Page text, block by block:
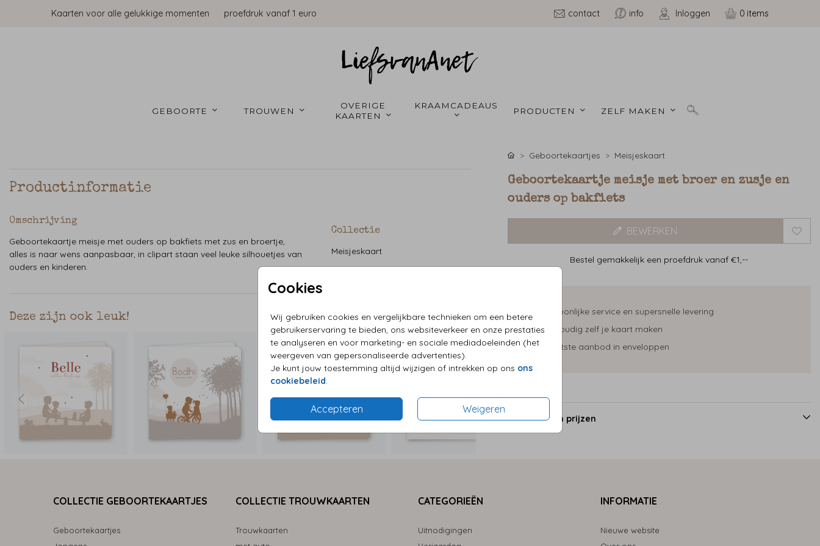
Kaarten voor alle gelukkige momenten proefdruk vanaf 1 euro contact info Inloggen 0
GEBOORTE TROUWEN
OVERIGE
KAARTEN
PRODUCTEN ZELF MAKEN
Cookies
Wij gebruiken cookies en vergelijkbare technieken om een betere
gebruikerservaring te bieden, ons websiteverkeer en onze prestaties
te analyseren en voor marketing- en sociale mediadoeleinden (het
weergeven van gepersonaliseerde advertenties).
Je kunt jouw toestemming altijd wijzigen of intrekken op ons ons
cookiebeleid.
Accepteren Weigeren
Productinformatie
Omschrijving
Geboortekaartje meisje met ouders op bakfiets met zus en broertje,
alles is naar wens aanpasbaar, in clipart staan veel leuke silhouetjes van
ouders en kinderen.
Collectie
Meisjeskaart
Deze zijn ook leuk!
Geboortekaartjes Meisjeskaart
Geboortekaartje meisje met broer en zusje en
ouders op bakfiets
BEWERKEN
Bestel gemakkelijk een proefdruk vanaf €1,--
Persoonlijke service en supersnelle levering
Eenvoudig zelf je kaart maken
Grootste aanbod in enveloppen
Formaten en prijzen
COLLECTIE GEBOORTEKAARTJES
Geboortekaartjes
COLLECTIE TROUWKAARTEN
Trouwkaarten
CATEGORIEËN
Uitnodigingen
INFORMATIE
Nieuwe website